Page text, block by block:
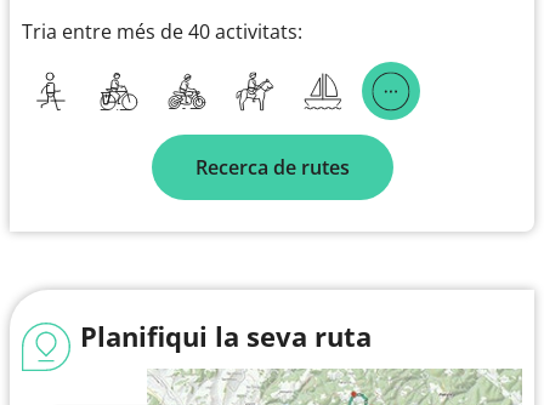
Tria entre més de 40 activitats:
Recerca de rutes
Planifiqui la seva ruta